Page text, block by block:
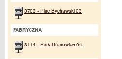
3703 - Plac Bychawski 03
FABRYCZNA
3114 - Park Bronowice 04